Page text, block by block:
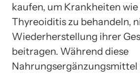
kaufen, um Krankheiten
Thyreoiditis zu behandeln,
Wiederherstellung ihrer
beitragen. Während diese
Nahrungsergänzungsmittel